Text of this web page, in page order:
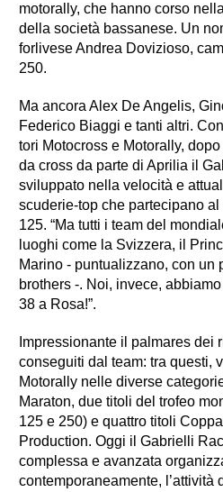
motorally, che hanno corso
della società bassanese. Un
forlivese Andrea Dovizioso,
250.
Ma ancora Alex De Angelis,
Federico Biaggi e tanti altri.
tori Motocross e Motorally,
da cross da parte di Aprilia il
sviluppato nella velocità e
scuderie-top che partecipano
125. “Ma tutti i team del
luoghi come la Svizzera, il
Marino - puntualizzano, con un
brothers -. Noi, invece,
38 a Rosa!”.
Impressionante il palmares dei
conseguiti dal team: tra questi,
Motorally nelle diverse
Maraton, due titoli del trofeo
125 e 250) e quattro titoli
Production. Oggi il Gabrielli
complessa e avanzata
contemporaneamente, l’attività